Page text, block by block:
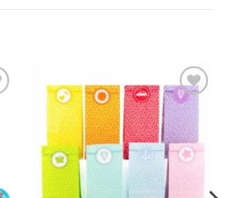
Add to
wishlist